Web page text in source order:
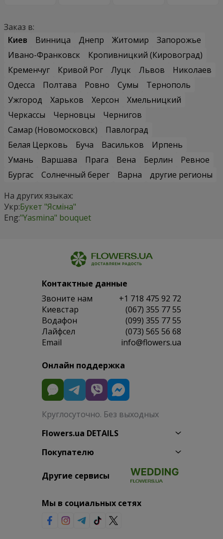
Заказ в:
Киев
Винница Днепр Житомир
Запорожье
Ивано-Франковск
Кропивницкий (Кировоград)
Кременчуг
Кривой Рог Луцк Львов
Николаев
Одесса
Полтава Ровно Сумы
Тернополь
Ужгород
Харьков Херсон
Хмельницкий
Черкассы
Черновцы
Чернигов
Самар (Новомосковск)
Павлоград
Белая Церковь
Буча Васильков
Ирпень
Умань
Варшава Прага Вена Берлин
Ревное
Бургас
Солнечный берег Варна
другие регионы
На других языках:
Укр:Букет "Ясміна"
Eng:"Yasmina" bouquet
Контактные данные
Звоните нам
+1 718 475 92 72
Киевстар
(067) 355 77 55
Водафон
(099) 355 77 55
Лайфсел
(073) 565 56 68
Email
info@flowers.ua
Онлайн поддержка
Круглосуточно. Без выходных
Flowers.ua DETAILS
Покупателю
Другие сервисы
Мы в социальных сетях